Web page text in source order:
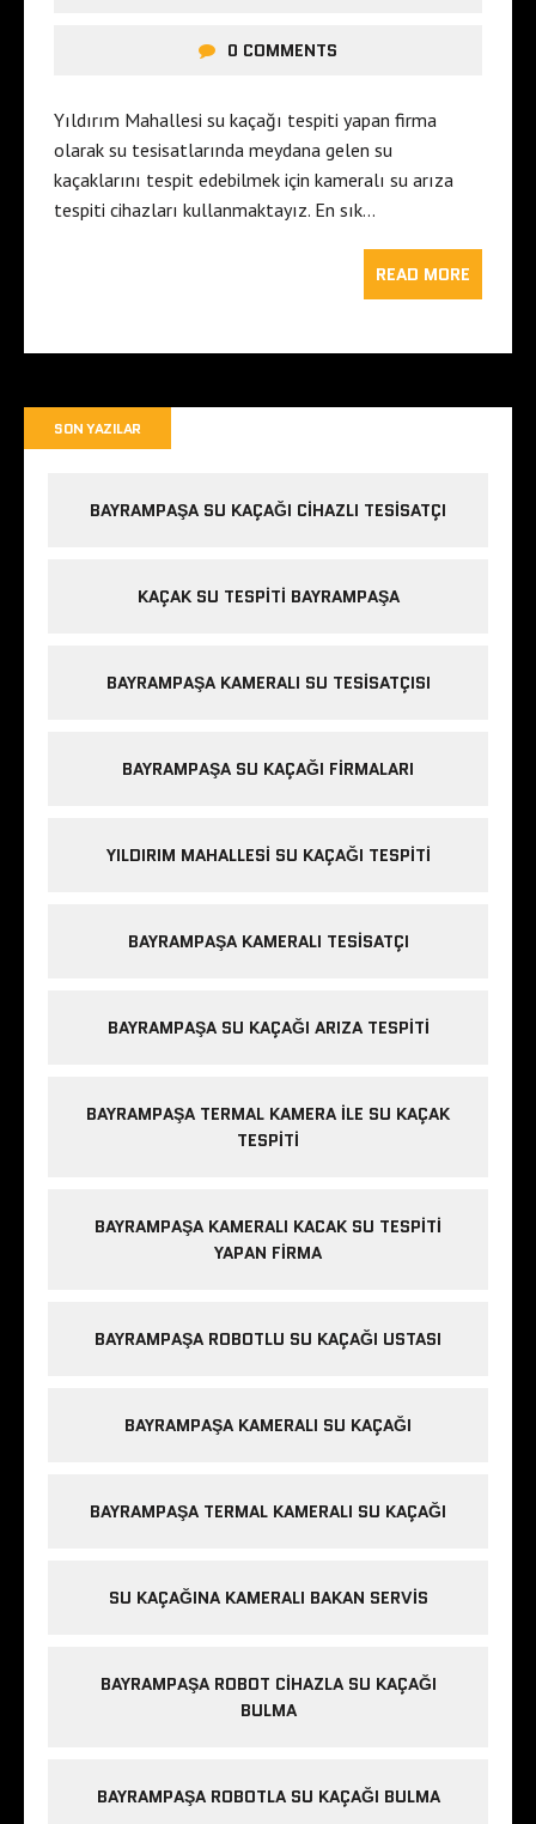
0 COMMENTS
Yıldırım Mahallesi su kaçağı tespiti yapan firma
olarak su tesisatlarında meydana gelen su
kaçaklarını tespit edebilmek için kameralı su arıza
tespiti cihazları kullanmaktayız. En sık…
READ MORE
SON YAZILAR
BAYRAMPAŞA SU KAÇAĞI CIHAZLI TESISATÇI
KAÇAK SU TESPITI BAYRAMPAŞA
BAYRAMPAŞA KAMERALI SU TESISATÇISI
BAYRAMPAŞA SU KAÇAĞI FIRMALARI
YILDIRIM MAHALLESI SU KAÇAĞI TESPITI
BAYRAMPAŞA KAMERALI TESISATÇI
BAYRAMPAŞA SU KAÇAĞI ARIZA TESPITI
BAYRAMPAŞA TERMAL KAMERA ILE SU KAÇAK
TESPITI
BAYRAMPAŞA KAMERALI KACAK SU TESPITI
YAPAN FIRMA
BAYRAMPAŞA ROBOTLU SU KAÇAĞI USTASI
BAYRAMPAŞA KAMERALI SU KAÇAĞI
BAYRAMPAŞA TERMAL KAMERALI SU KAÇAĞI
SU KAÇAĞINA KAMERALI BAKAN SERVIS
BAYRAMPAŞA ROBOT CIHAZLA SU KAÇAĞI
BULMA
BAYRAMPAŞA ROBOTLA SU KAÇAĞI BULMA